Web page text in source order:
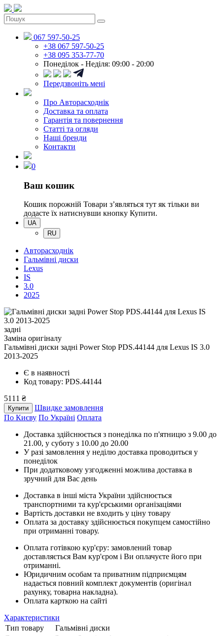
067 597-50-25
+38 067 597-50-25
+38 095 353-77-70
Понеділок - Неділя: 09:00 - 20:00
Передзвоніть мені
Про Авторасходнік
Доставка та оплата
Гарантія та повернення
Статті та огляди
Наші бренди
Контакти
0
Ваш кошик
Кошик порожній Товари зʼявляться тут як тільки ви
додасте їх натиснувши кнопку Купити.
UA
RU
Авторасходнік
Гальмівні диски
Lexus
IS
3.0
2025
задні
Заміна оригіналу
Гальмівні диски задні Power Stop PDS.44144 для Lexus IS 3.0
2013-2025
Є в наявності
Код товару: PDS.44144
5111 ₴
Купити
Швидке замовлення
По Києву По Україні Оплата
Доставка здійснюється з понеділка по п'ятницю з 9.00 до
21.00, у суботу з 10.00 до 20.00
У разі замовлення у неділю доставка проводиться у
понеділок
При додатковому узгодженні можлива доставка в
зручний для Вас день
Доставка в інші міста України здійснюється
транспортними та кур'єрськими організаціями
Вартість доставки не входить у ціну товару
Оплата за доставку здійснюється покупцем самостійно
при отриманні товару.
Оплата готівкою кур'єру: замовлений товар
доставляється Вам кур'єром і Ви оплачуєте його при
отриманні.
Юридичним особам та приватним підприємцям
надається повний комплект документів (оригінал
рахунку, товарна накладна).
Оплата карткою на сайті
Характеристики
Тип товару
Гальмівні диски